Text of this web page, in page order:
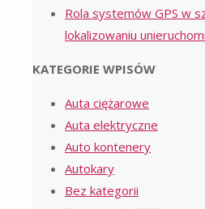
Rola systemów GPS w
lokalizowaniu
KATEGORIE WPISÓW
Auta ciężarowe
Auta elektryczne
Auto kontenery
Autokary
Bez kategorii